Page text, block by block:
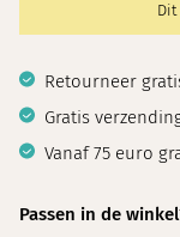
Retourneer
Gratis
Vanaf 75 euro
Passen in de